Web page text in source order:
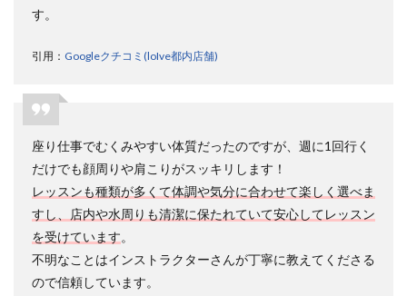
す。
引用： Googleクチコミ(loIve都内店舗)
座り仕事でむくみやすい体質だったのですが、週に1回行く
だけでも顔周りや肩こりがスッキリします！
レッスンも種類が多くて体調や気分に合わせて楽しく選べま
すし、店内や水周りも清潔に保たれていて安心してレッスン
を受けています。
不明なことはインストラクターさんが丁寧に教えてくださる
ので信頼しています。